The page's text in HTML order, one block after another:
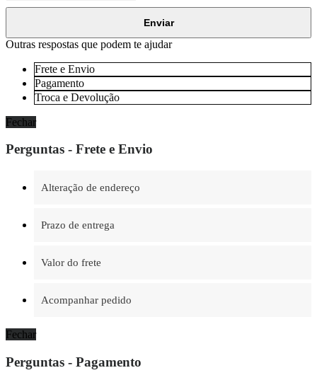
Enviar
Outras respostas que podem te ajudar
Frete e Envio
Pagamento
Troca e Devolução
Fechar
Perguntas - Frete e Envio
Alteração de endereço
Prazo de entrega
Valor do frete
Acompanhar pedido
Fechar
Perguntas - Pagamento